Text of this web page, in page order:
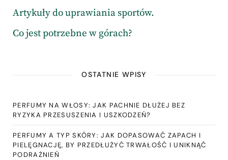
Artykuły do uprawiania sportów.
Co jest potrzebne w górach?
OSTATNIE WPISY
PERFUMY NA WŁOSY: JAK PACHNIE DŁUŻEJ BEZ
RYZYKA PRZESUSZENIA I USZKODZEŃ?
PERFUMY A TYP SKÓRY: JAK DOPASOWAĆ ZAPACH I
PIELĘGNACJĘ, BY PRZEDŁUŻYĆ TRWAŁOŚĆ I UNIKNĄĆ
PODRAŻNIEŃ